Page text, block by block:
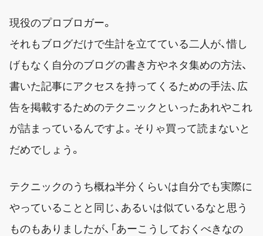
現役のプロブロガー。
それもブログだけで生計を立てている二人が、惜し
げもなく自分のブログの書き方やネタ集めの方法、
書いた記事にアクセスを持ってくるための手法、広
告を掲載するためのテクニックといったあれやこれ
が詰まっているんですよ。そりゃ買って読まないと
だめでしょう。
テクニックのうち概ね半分くらいは自分でも実際に
やっていることと同じ、あるいは似ているなと思う
ものもありましたが、「あーこうしておくべきなの